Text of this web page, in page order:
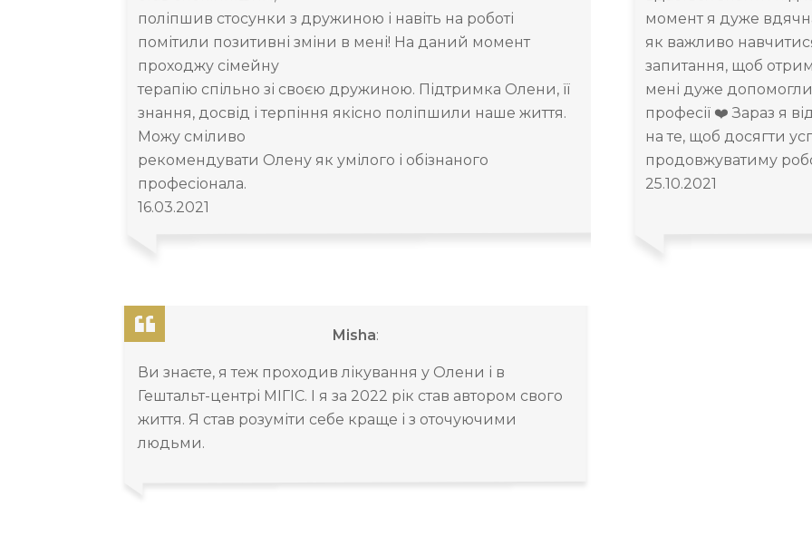
поліпшив стосунки з дружиною і навіть на роботі
помітили позитивні зміни в мені! На даний момент
проходжу сімейну
терапію спільно зі своєю дружиною. Підтримка Олени, її
знання, досвід і терпіння якісно поліпшили наше життя.
Можу сміливо
рекомендувати Олену як умілого і обізнаного
професіонала.
16.03.2021
момент я дуже
як важливо
запитання, щоб
мені дуже допомогли
професії ❤️ Зараз я
на те, щоб досягти
продовжуватиму
25.10.2021
Misha:
Ви знаєте, я теж проходив лікування у Олени і в
Гештальт-центрі МІГІС. І я за 2022 рік став автором свого
життя. Я став розуміти себе краще і з оточуючими
людьми.